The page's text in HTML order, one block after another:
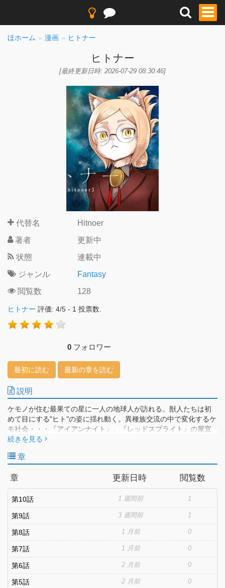
ほホーム 漫画 ヒトナー
ヒトナー
[最終更新日時: 2026-07-29 08:30:46]
代替名
Hitnoer
著者
更新中
状態
連載中
ジャンル
Fantasy
閲覧数
128
ヒトナー 評価: 4/5 - 1 投票数.
0 フォロワー
最初に読む 最新の章を読む
説明
ケモノが住む最果ての星に一人の地球人が訪れる。獣人たちは初
めて目にする"ヒト"の姿に揺れ動く。異種族交流の中で変化するケ
モ社会・・・『アイアンナイト』、『レッドスプライト』の屋宜
知宏が描くハートフル異種族観察物語!!
続きを見る
章
章 更新日時 閲覧数
第10話 1 週間前 1
第9話 3 週間前 1
第8話 1 月前 0
第7話 1 月前 0
第6話 2 月前 0
第5話 2 月前 0